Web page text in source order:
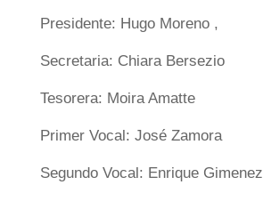
Presidente: Hugo Moreno ,
Secretaria: Chiara Bersezio
Tesorera: Moira Amatte
Primer Vocal: José Zamora
Segundo Vocal: Enrique Gimenez